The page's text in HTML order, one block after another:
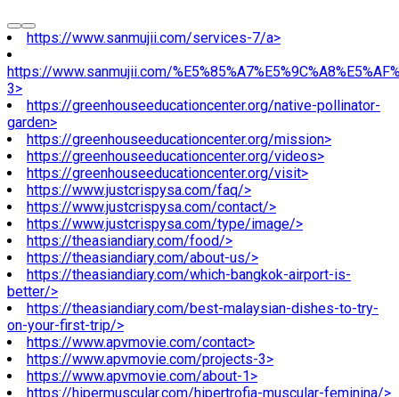
https://www.sanmujii.com/services-7/a>
https://www.sanmujii.com/
3>
https://greenhouseeducationcenter.org/native-pollinator-
garden>
https://greenhouseeducationcenter.org/mission>
https://greenhouseeducationcenter.org/videos>
https://greenhouseeducationcenter.org/visit>
https://www.justcrispysa.com/faq/>
https://www.justcrispysa.com/contact/>
https://www.justcrispysa.com/type/image/>
https://theasiandiary.com/food/>
https://theasiandiary.com/about-us/>
https://theasiandiary.com/which-bangkok-airport-is-
better/>
https://theasiandiary.com/best-malaysian-dishes-to-try-
on-your-first-trip/>
https://www.apvmovie.com/contact>
https://www.apvmovie.com/projects-3>
https://www.apvmovie.com/about-1>
https://hipermuscular.com/hipertrofia-muscular-feminina/>